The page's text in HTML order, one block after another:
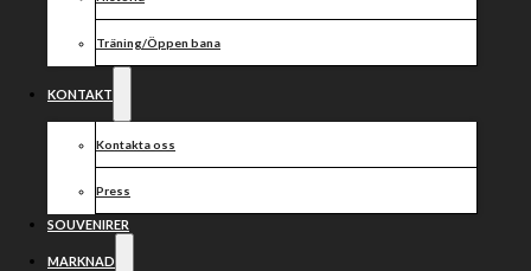
Träning/Öppen bana
KONTAKT
Kontakta oss
Press
SOUVENIRER
MARKNAD